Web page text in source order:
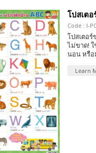
โปสเต
Code : I-
โปสเตอ
ไม่ขาด!
นอน หรือ
Learn